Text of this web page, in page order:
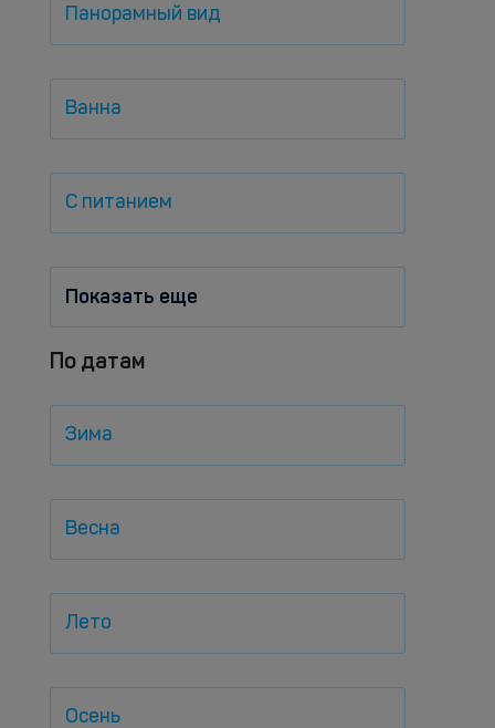
Панорамный вид
Ванна
С питанием
Показать еще
По датам
Зима
Весна
Лето
Осень